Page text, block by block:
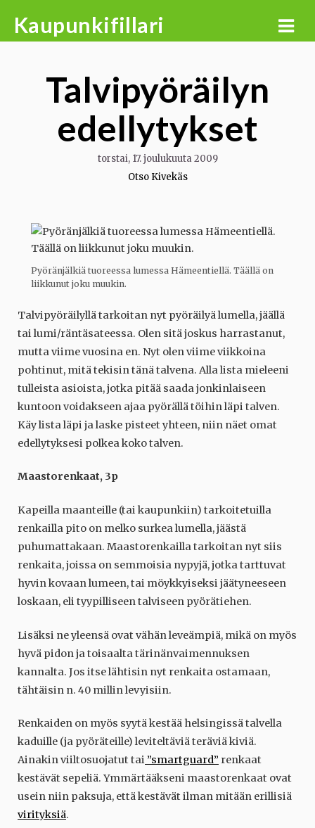
Kaupunkifillari
Talvipyöräilyn
edellytykset
torstai, 17. joulukuuta 2009
Otso Kivekäs
Pyöränjälkiä tuoreessa lumessa Hämeentiellä. Täällä on
liikkunut joku muukin.
Talvipyöräilyllä tarkoitan nyt pyöräilyä lumella, jäällä
tai lumi/räntäsateessa. Olen sitä joskus harrastanut,
mutta viime vuosina en. Nyt olen viime viikkoina
pohtinut, mitä tekisin tänä talvena. Alla lista mieleeni
tulleista asioista, jotka pitää saada jonkinlaiseen
kuntoon voidakseen ajaa pyörällä töihin läpi talven.
Käy lista läpi ja laske pisteet yhteen, niin näet omat
edellytyksesi polkea koko talven.
Maastorenkaat, 3p
Kapeilla maanteille (tai kaupunkiin) tarkoitetuilla
renkailla pito on melko surkea lumella, jäästä
puhumattakaan. Maastorenkailla tarkoitan nyt siis
renkaita, joissa on semmoisia nypyjä, jotka tarttuvat
hyvin kovaan lumeen, tai möykkyiseksi jäätyneeseen
loskaan, eli tyypilliseen talviseen pyörätiehen.
Lisäksi ne yleensä ovat vähän leveämpiä, mikä on myös
hyvä pidon ja toisaalta tärinänvaimennuksen
kannalta. Jos itse lähtisin nyt renkaita ostamaan,
tähtäisin n. 40 millin levyisiin.
Renkaiden on myös syytä kestää helsingissä talvella
kaduille (ja pyöräteille) leviteltäviä teräviä kiviä.
Ainakin viiltosuojatut tai ”smartguard” renkaat
kestävät sepeliä. Ymmärtääkseni maastorenkaat ovat
usein niin paksuja, että kestävät ilman mitään erillisiä
virityksiä.